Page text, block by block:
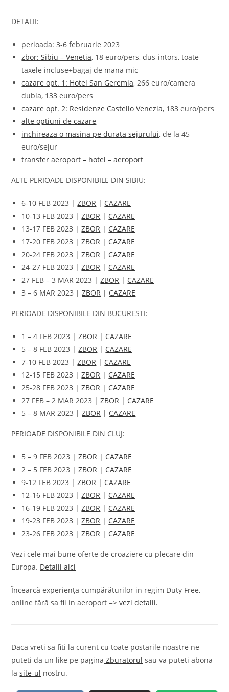
DETALII:
perioada: 3-6 februarie 2023
zbor: Sibiu – Venetia, 18 euro/pers, dus-intors, toate
taxele incluse+bagaj de mana mic
cazare opt. 1: Hotel San Geremia, 266 euro/camera
dubla, 133 euro/pers
cazare opt. 2: Residenze Castello Venezia, 183 euro/pers
alte optiuni de cazare
inchireaza o masina pe durata sejurului, de la 45
euro/sejur
transfer aeroport – hotel – aeroport
ALTE PERIOADE DISPONIBILE DIN SIBIU:
6-10 FEB 2023 |ZBOR | CAZARE
10-13 FEB 2023 |ZBOR | CAZARE
13-17 FEB 2023 |ZBOR | CAZARE
17-20 FEB 2023 |ZBOR | CAZARE
20-24 FEB 2023 |ZBOR | CAZARE
24-27 FEB 2023 |ZBOR | CAZARE
27 FEB – 3 MAR 2023 |ZBOR | CAZARE
3 – 6 MAR 2023 |ZBOR | CAZARE
PERIOADE DISPONIBILE DIN BUCURESTI:
1 – 4 FEB 2023 |ZBOR | CAZARE
5 – 8 FEB 2023 |ZBOR | CAZARE
7-10 FEB 2023 |ZBOR | CAZARE
12-15 FEB 2023 |ZBOR | CAZARE
25-28 FEB 2023 |ZBOR | CAZARE
27 FEB – 2 MAR 2023 |ZBOR | CAZARE
5 – 8 MAR 2023 |ZBOR | CAZARE
PERIOADE DISPONIBILE DIN CLUJ:
5 – 9 FEB 2023 |ZBOR | CAZARE
2 – 5 FEB 2023 |ZBOR | CAZARE
9-12 FEB 2023 |ZBOR | CAZARE
12-16 FEB 2023 |ZBOR | CAZARE
16-19 FEB 2023 |ZBOR | CAZARE
19-23 FEB 2023 |ZBOR | CAZARE
23-26 FEB 2023 |ZBOR | CAZARE
Vezi cele mai bune oferte de croaziere cu plecare din
Europa. Detalii aici
Încearcă experiența cumpărăturilor in regim Duty Free,
online fără sa fii in aeroport =>vezi detalii.
Daca vreti sa fiti la curent cu toate postarile noastre ne
puteti da un like pe pagina Zburatorul sau va puteti abona
lasite-ul nostru.